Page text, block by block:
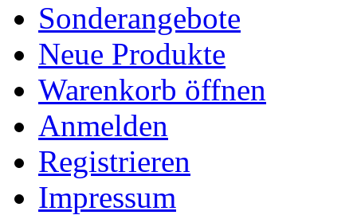
Sonderangebote
Neue Produkte
Warenkorb öffnen
Anmelden
Registrieren
Impressum